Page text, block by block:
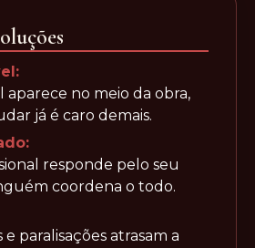
aparece no meio da obra,
já é caro demais.
responde pelo seu
coordena o todo.
paralisações atrasam a